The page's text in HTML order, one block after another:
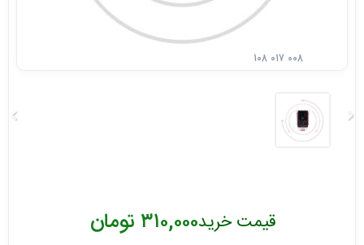
۱۰۸ ۰۱۷ ۰۰۸
قیمت خرید۳۱۰,۰۰۰ تومان